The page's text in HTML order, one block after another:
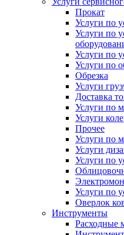
Прокат
Услуги по
Услуги по
Услуги по
Услуги по
Обрезка
Услуги
Доставка
Услуги по
Услуги
Прочее
Услуги по
Услуги
Услуги по
Услуги по
Оверлок
Инструменты
Расходные